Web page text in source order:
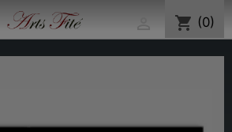
shopping_cart (0)